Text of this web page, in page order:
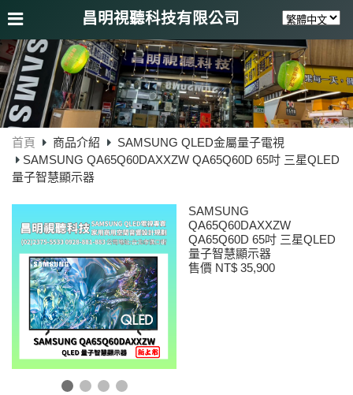
昌明視聽科技有限公司
首頁 商品介紹
SAMSUNG QLED金屬量子電視
SAMSUNG QA65Q60DAXXZW QA65Q60D 65吋 三星QLED
量子智慧顯示器
SAMSUNG
QA65Q60DAXXZW
QA65Q60D 65吋 三星QLED
量子智慧顯示器
售價 NT$ 35,900